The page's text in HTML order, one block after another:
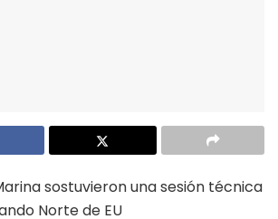
sostuvieron una sesión técnica
Norte de EU